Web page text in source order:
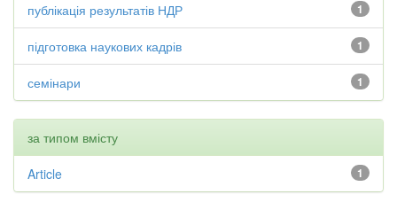
1
публікація результатів НДР
1
підготовка наукових кадрів
1
семінари
за типом вмісту
1
Article